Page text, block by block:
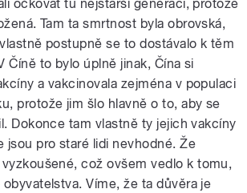
očkovat tu nejstarší generaci, protože
Tam ta smrtnost byla obrovská,
postupně se to dostávalo k těm
Číně to bylo úplně jinak, Čína si
a vakcinovala zejména v populaci
protože jim šlo hlavně o to, aby se
Dokonce tam vlastně ty jejich vakcíny
jsou pro staré lidi nevhodné. Že
což ovšem vedlo k tomu,
Víme, že ta důvěra je